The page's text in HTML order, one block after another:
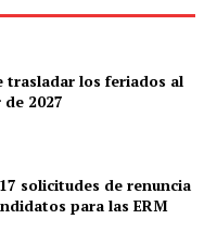
trasladar los feriados al
2027
solicitudes de renuncia
para las ERM